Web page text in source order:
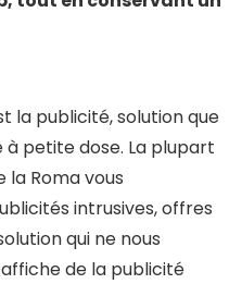
la publicité, solution que
à petite dose. La plupart
Roma vous
intrusives, offres
qui ne nous
de la publicité